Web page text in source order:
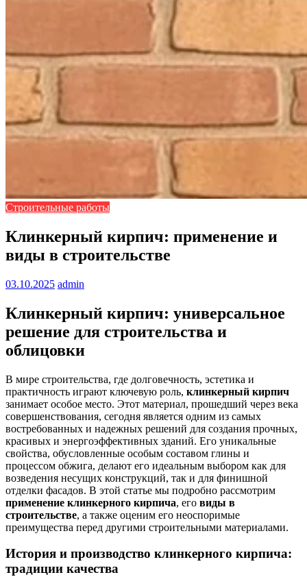
Строительные работы
Клинкерный кирпич: применение и
виды в строительстве
03.10.2025 admin
Клинкерный кирпич: универсальное
решение для строительства и
облицовки
В мире строительства, где долговечность, эстетика и
практичность играют ключевую роль, клинкерный кирпич
занимает особое место. Этот материал, прошедший через века
совершенствования, сегодня является одним из самых
востребованных и надежных решений для создания прочных,
красивых и энергоэффективных зданий. Его уникальные
свойства, обусловленные особым составом глины и
процессом обжига, делают его идеальным выбором как для
возведения несущих конструкций, так и для финишной
отделки фасадов. В этой статье мы подробно рассмотрим
применение клинкерного кирпича, его виды в
строительстве, а также оценим его неоспоримые
преимущества перед другими строительными материалами.
История и производство клинкерного кирпича:
традиции качества